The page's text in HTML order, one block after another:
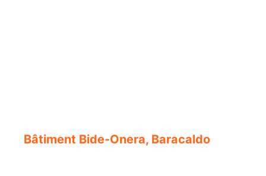
Bâtiment Bide-Onera, Baracaldo